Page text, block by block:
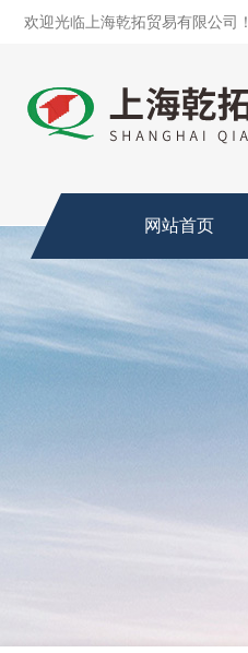
欢迎光临上海乾拓贸易有限公司！
网站首页